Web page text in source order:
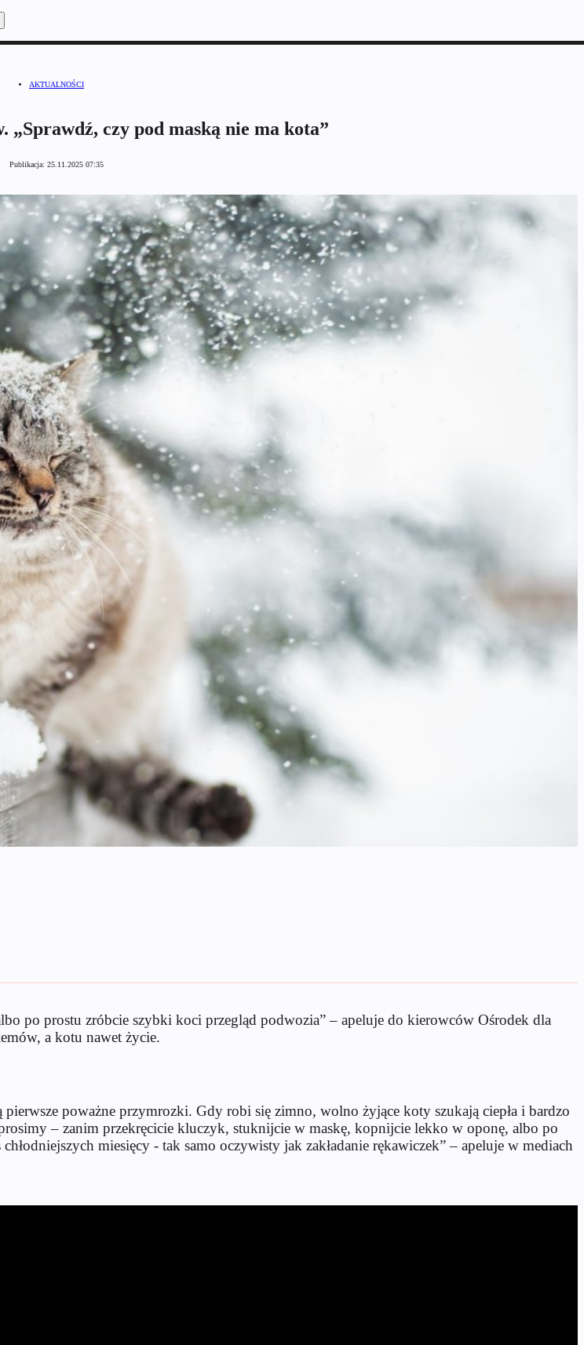
AKTUALNOŚCI
„Sprawdź, czy pod maską nie ma kota”
Publikacja: 25.11.2025 07:35
po prostu zróbcie szybki koci przegląd podwozia” – apeluje do kierowców Ośrodek dla
a kotu nawet życie.
poważne przymrozki. Gdy robi się zimno, wolno żyjące koty szukają ciepła i bardzo
– zanim przekręcicie kluczyk, stuknijcie w maskę, kopnijcie lekko w oponę, albo po
miesięcy - tak samo oczywisty jak zakładanie rękawiczek” – apeluje w mediach